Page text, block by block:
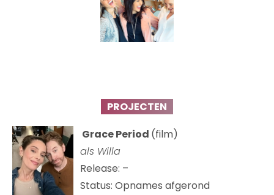
PROJECTEN
Grace Period (film)
als Willa
Release: –
Status: Opnames afgerond